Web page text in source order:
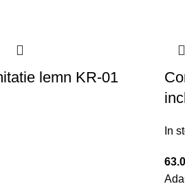
lemn KR-01
In